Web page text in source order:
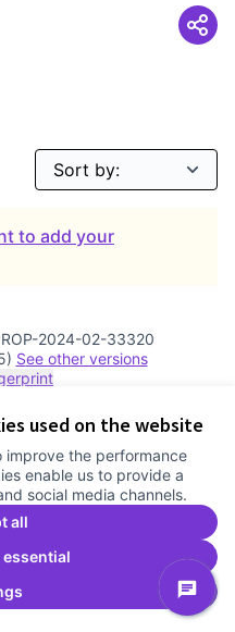
used on the website
improve the performance
enable us to provide a
social media channels.
all
to add your
2024-02-33320
see other versions
language